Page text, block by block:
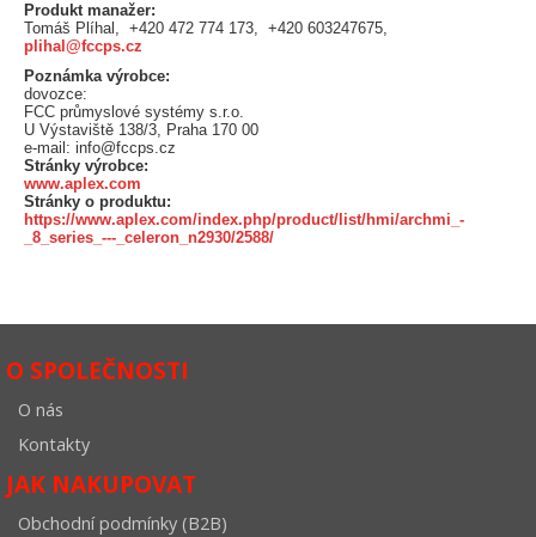
Produkt manažer:
Tomáš Plíhal, +420 472 774 173, +420 603247675,
plihal@fccps.cz
Poznámka výrobce:
dovozce:
FCC průmyslové systémy s.r.o.
U Výstaviště 138/3, Praha 170 00
e-mail: info@fccps.cz
Stránky výrobce:
www.aplex.com
Stránky o produktu:
https://www.aplex.com/index.php/product/list/hmi/archmi_-
_8_series_---_celeron_n2930/2588/
O SPOLEČNOSTI
O nás
Kontakty
JAK NAKUPOVAT
Obchodní podmínky (B2B)